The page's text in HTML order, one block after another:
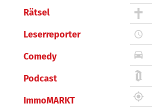
Rätsel
Leserreporter
Comedy
Podcast
ImmoMARKT